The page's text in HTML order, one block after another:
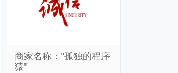
商家名称："孤独的程序
猿"